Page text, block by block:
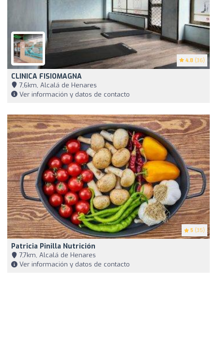
4.8 (36)
CLINICA FISIOMAGNA
7,6km, Alcalá de Henares
Ver información y datos de contacto
5 (35)
Patricia Pinilla Nutrición
7,7km, Alcalá de Henares
Ver información y datos de contacto